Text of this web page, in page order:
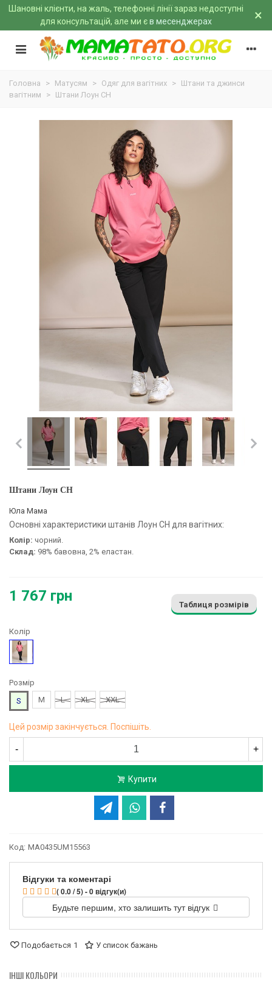
Шановні клієнти, на жаль, телефонні лінії зараз недоступні
для консультацій, але ми єв месенджерах ×
Головна > Матусям > Одяг для вагітних > Штани та джинси
вагітним
> Штани Лоун CH
Штани Лоун CH
Юла Мама
Основні характеристики штанів Лоун CH для вагітних:
Колір: чорний.
Склад: 98% бавовна, 2% еластан.
1 767 грн
Таблиця розмірів
Колір
Чорний
Розмір
S
M L XL XXL
Цей розмір закінчується. Поспішіть.
- +
Купити
Код: MA0435UM15563
Відгуки та коментарі
( 0.0 / 5) - 0 відгук(и)
Будьте першим, хто залишить тут відгук
Подобається 1 У список бажань
ІНШІ КОЛЬОРИ